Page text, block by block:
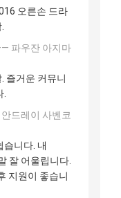
오른손 드라
파우잔 아지마
즐거운 커뮤니
.
드레이 사벤코
습니다. 내
잘 어울립니다.
지원이 좋습니